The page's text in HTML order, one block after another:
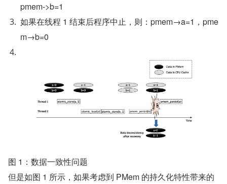
pmem->b=1
如果在线程 1 结束后程序中止，则：pmem→a=1，pme
m→b=0
图 1：数据一致性问题
但是如图 1 所示，如果考虑到 PMem 的持久化特性带来的